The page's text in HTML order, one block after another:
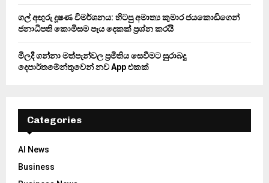
ගල් අඟුරු දූෂණ විමර්ශනය: හිටපු අමාත්‍ය කුමාර ජයකොඩිගෙන්
ජනාධිපති කොමිසම පැය දෙකක් ප්‍රශ්න කරයි
මිලදී ගන්නා මත්පැන්වල ප්‍රමිතිය සෙවීමට සුරාබදු
දෙපාර්තමේන්තුවෙන් නව App එකක්
Categories
AI News
Business